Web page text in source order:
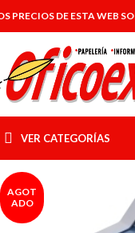
PRECIOS DE ESTA WEB
VER CATEGORÍAS
AGOT
ADO